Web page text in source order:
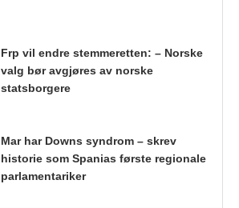
Frp vil endre stemmeretten: – Norske
valg bør avgjøres av norske
statsborgere
Mar har Downs syndrom – skrev
historie som Spanias første regionale
parlamentariker